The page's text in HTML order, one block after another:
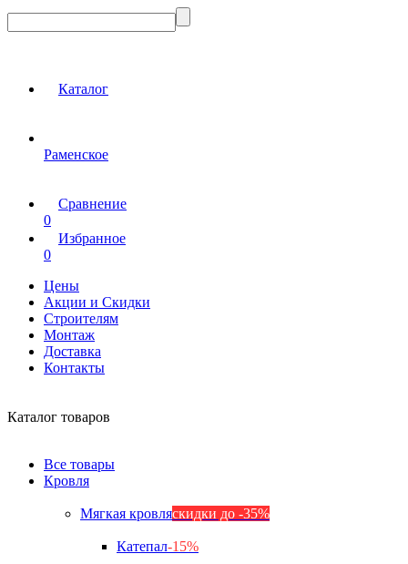
Каталог
Раменское
Сравнение
0
Избранное
0
Цены
Акции и Скидки
Строителям
Монтаж
Доставка
Контакты
Каталог товаров
Все товары
Кровля
Мягкая кровляскидки до -35%
Катепал-15%